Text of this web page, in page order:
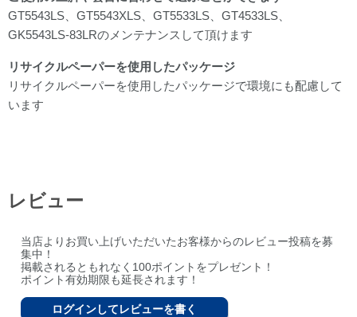
GT5543LS、GT5543XLS、GT5533LS、GT4533LS、
GK5543LS-83LRのメンテナンスして頂けます
リサイクルペーパーを使用したパッケージ
リサイクルペーパーを使用したパッケージで環境にも配慮して
います
レビュー
当店よりお買い上げいただいたお客様からのレビュー投稿を募
集中！
掲載されるともれなく100ポイントをプレゼント！
ポイント有効期限も延長されます！
ログインしてレビューを書く